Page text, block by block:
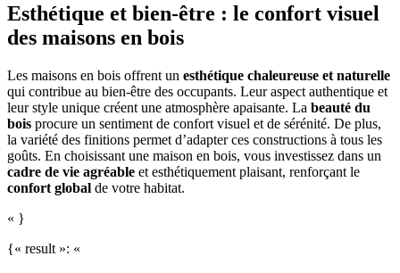
Esthétique et bien-être : le confort visuel
des maisons en bois
Les maisons en bois offrent un esthétique chaleureuse et naturelle
qui contribue au bien-être des occupants. Leur aspect authentique et
leur style unique créent une atmosphère apaisante. La beauté du
bois procure un sentiment de confort visuel et de sérénité. De plus,
la variété des finitions permet d’adapter ces constructions à tous les
goûts. En choisissant une maison en bois, vous investissez dans un
cadre de vie agréable et esthétiquement plaisant, renforçant le
confort global de votre habitat.
« }
{« result »: «